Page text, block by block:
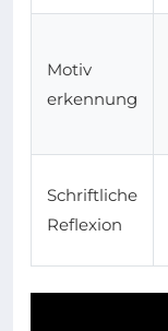
Motiv
erkennung
Schriftliche
Reflexion